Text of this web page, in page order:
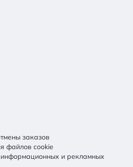
заказов
файлов cookie
информационных и рекламных